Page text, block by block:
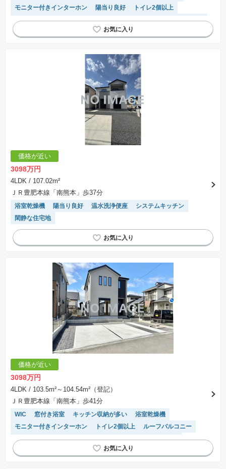
モニター付きインターホン
陽当り良好
トイレ2個以上
フラット35適合
対面キッチン 温水洗浄便座
システムキッチン
平坦地
価格が近い
3098万円
4LDK / 107.02m²
ＪＲ豊肥本線「南熊本」歩37分
浴室乾燥機 陽当り良好 温水洗浄便座
システムキッチン
閑静な住宅地
価格が近い
3098万円
4LDK / 103.5m²～104.54m²（登記）
ＪＲ豊肥本線「南熊本」歩41分
WIC 窓付き浴室 キッチン収納が多い
浴室乾燥機
モニター付きインターホン
トイレ2個以上
ルーフバルコニー
温水洗浄便座
システムキッチン 平坦地 閑静な住宅地